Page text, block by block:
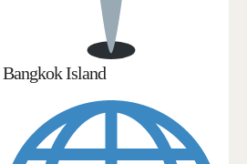
Bangkok Island